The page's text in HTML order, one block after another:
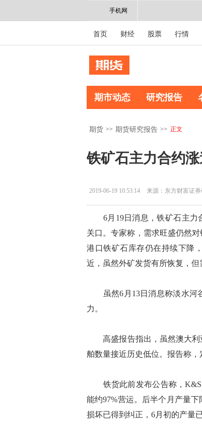
手机网
首页 财经 股票 行情
期市动态 研究报告
期货 >> 期货研究报告 >> 正文
铁矿石主力合约
2019-06-19 10:53:14 来源：东方财富证
6月19日消息，铁矿石主力合
关口。专家称，需求旺盛仍然
港口铁矿石库存仍在持续下降
近，虽然外矿发货有所恢复，但
虽然6月13日消息称淡水河谷
力。
高盛报告指出，虽然澳大利
舶数量接近历史低位。报告称，
铁货此前发布公告称，K&S
能约97%营运。后半个月产量
损坏已得到纠正，6月初的产量